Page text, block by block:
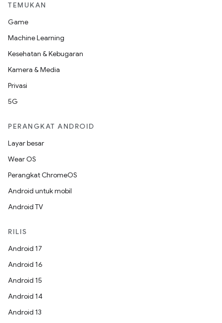
TEMUKAN
Game
Machine Learning
Kesehatan & Kebugaran
Kamera & Media
Privasi
5G
PERANGKAT ANDROID
Layar besar
Wear OS
Perangkat ChromeOS
Android untuk mobil
Android TV
RILIS
Android 17
Android 16
Android 15
Android 14
Android 13